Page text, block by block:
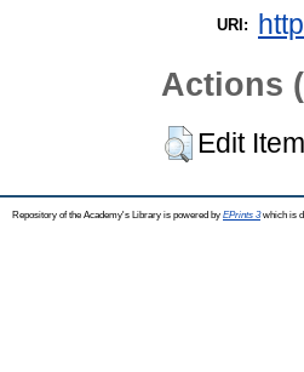
URI:
Actions
Edit Item
Repository of the Academy's Library is powered by EPrints 3which is